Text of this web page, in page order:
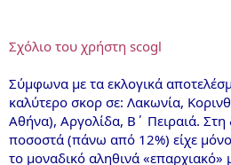
Σχόλιο του χρήστη scogl
Σύμφωνα με τα εκλογικά
καλύτερο σκορ σε: Λακωνία,
Αθήνα), Αργολίδα, Β΄ Πειραιά.
ποσοστά (πάνω από 12%) είχε
το μοναδικό αληθινά «επαρχιακό»